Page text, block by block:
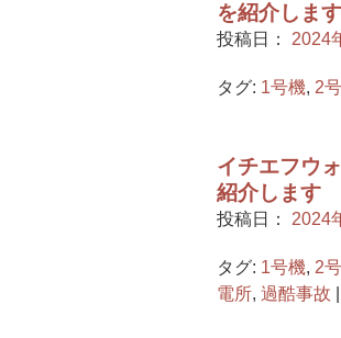
を紹介します
投稿日： 2024
タグ: 1号機, 2
イチエフウ
紹介します
投稿日： 2024
タグ: 1号機, 2
電所, 過酷事故